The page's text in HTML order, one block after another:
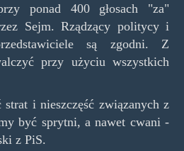
ponad 400 głosach "za"
Sejm. Rządzący politycy i
są zgodni. Z
przy użyciu wszystkich
i nieszczęść związanych z
być sprytni, a nawet cwani -
z PiS.